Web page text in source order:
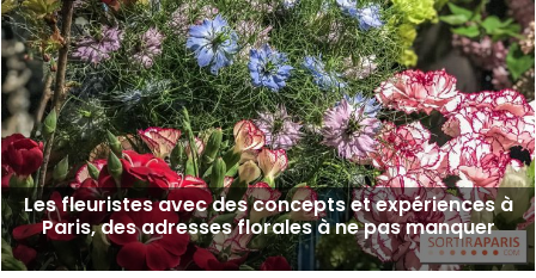
Les fleuristes avec des concepts et expériences à
Paris, des adresses florales à ne pas manquer